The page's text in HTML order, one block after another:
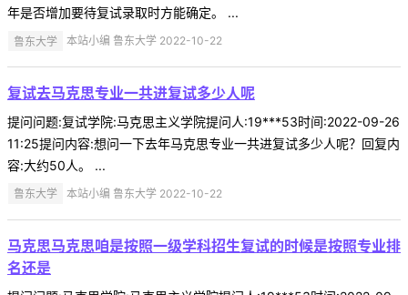
年是否增加要待复试录取时方能确定。 ...
鲁东大学 本站小编 鲁东大学 2022-10-22
复试去马克思专业一共进复试多少人呢
提问问题:复试学院:马克思主义学院提问人:19***53时间:2022-09-26
11:25提问内容:想问一下去年马克思专业一共进复试多少人呢？回复内
容:大约50人。 ...
鲁东大学 本站小编 鲁东大学 2022-10-22
马克思马克思咱是按照一级学科招生复试的时候是按照专业排
名还是